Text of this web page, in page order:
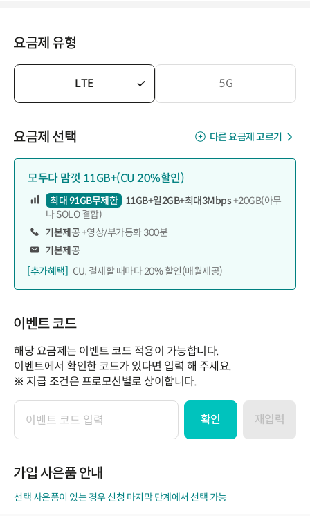
요금제 유형
LTE 5G
요금제 선택 다른 요금제 고르기
모두다 맘껏 11GB+(CU 20%할인)
최대 91GB무제한 11GB+일2GB+최대3Mbps+20GB(아무
나 SOLO 결합)
기본제공+영상/부가통화 300분
기본제공
[추가혜택]
CU, 결제할 때마다 20% 할인(매월제공)
이벤트 코드
해당 요금제는 이벤트 코드 적용이 가능합니다.
이벤트에서 확인한 코드가 있다면 입력 해 주세요.
※ 지급 조건은 프로모션별로 상이합니다.
이
벤
코
확인 재입력
가입 사은품 안내
선택 사은품이 있는 경우 신청 마지막 단계에서 선택 가능